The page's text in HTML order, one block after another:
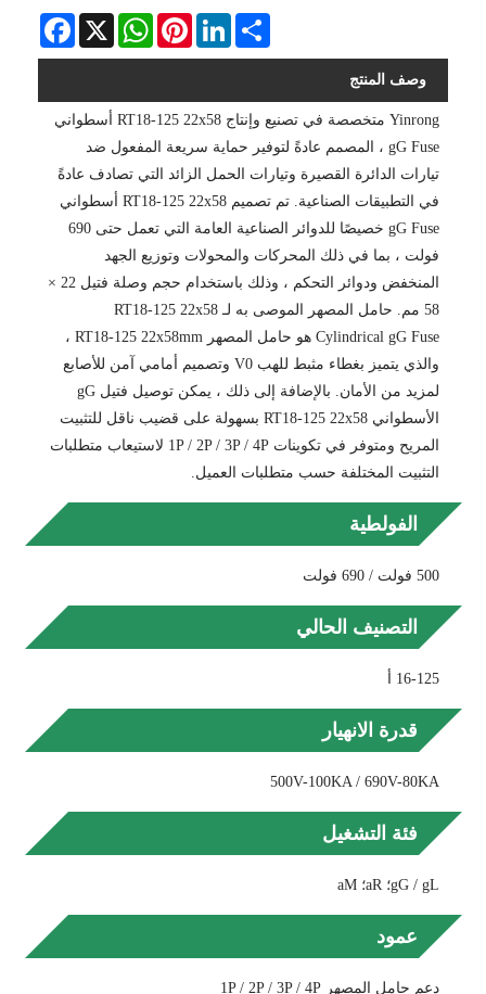
Facebook X
WhatsAppPinterestLinkedIn Share
وصف المنتج
Yinrong متخصصة في تصنيع وإنتاج RT18-125 22x58 أسطواني
gG Fuse ، المصمم عادةً لتوفير حماية سريعة المفعول ضد
تيارات الدائرة القصيرة وتيارات الحمل الزائد التي تصادف عادةً
في التطبيقات الصناعية. تم تصميم RT18-125 22x58 أسطواني
gG Fuse خصيصًا للدوائر الصناعية العامة التي تعمل حتى 690
فولت ، بما في ذلك المحركات والمحولات وتوزيع الجهد
المنخفض ودوائر التحكم ، وذلك باستخدام حجم وصلة فتيل 22 ×
58 مم. حامل المصهر الموصى به لـ RT18-125 22x58
Cylindrical gG Fuse هو حامل المصهر RT18-125 22x58mm ،
والذي يتميز بغطاء مثبط للهب V0 وتصميم أمامي آمن للأصابع
لمزيد من الأمان. بالإضافة إلى ذلك ، يمكن توصيل فتيل gG
الأسطواني RT18-125 22x58 بسهولة على قضيب ناقل للتثبيت
المريح ومتوفر في تكوينات 1P / 2P / 3P / 4P لاستيعاب متطلبات
التثبيت المختلفة حسب متطلبات العميل.
الفولطية
500 فولت / 690 فولت
التصنيف الحالي
16-125 أ
قدرة الانهيار
500V-100KA / 690V-80KA
فئة التشغيل
gG / gL؛ aR؛ aM
عمود
دعم حامل المصهر 1P / 2P / 3P / 4P